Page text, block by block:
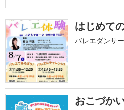
はじめて
バレエダンサ
おこづか